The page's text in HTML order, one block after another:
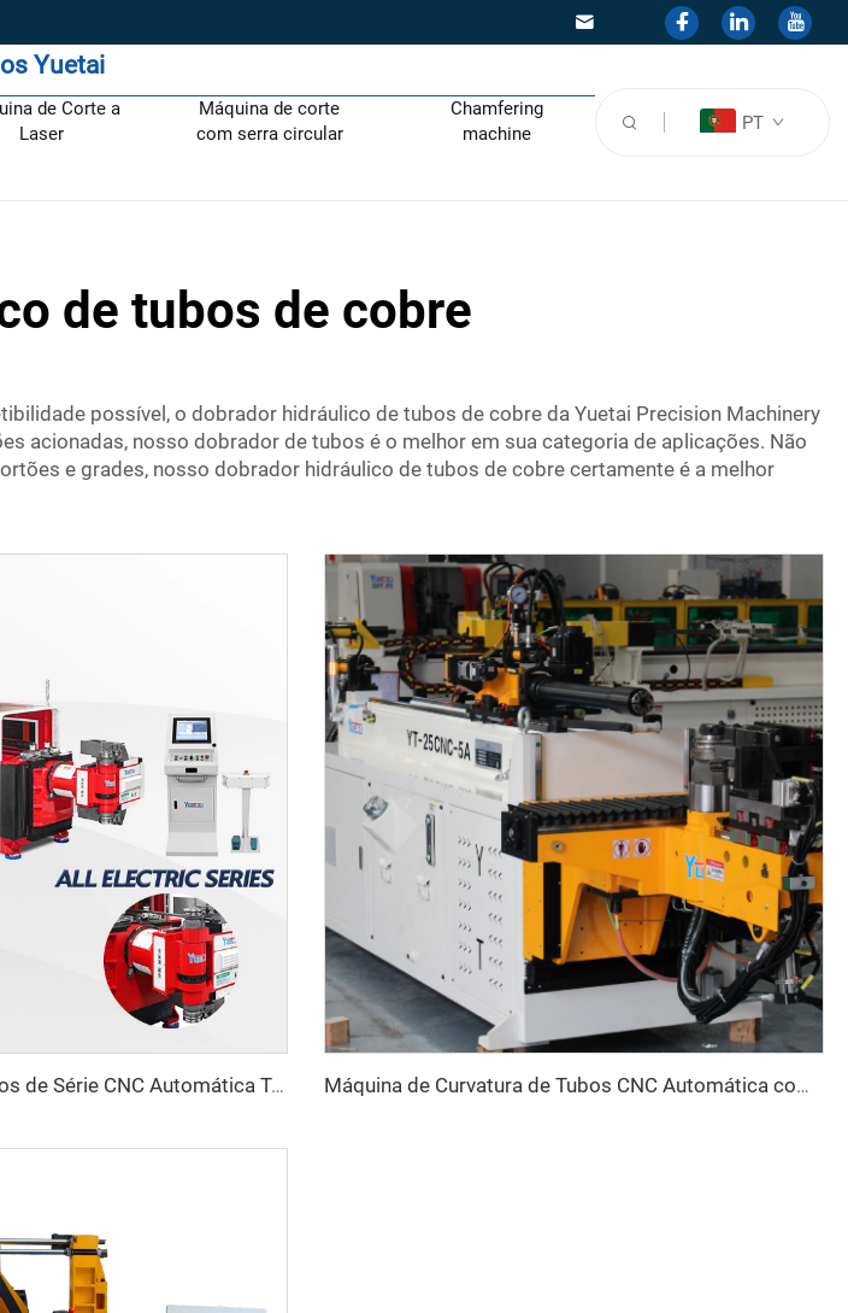
Yuetai
de Corte a
Laser
Máquina de corte
com serra circular
Chamfering
machine
PT
de tubos de cobre
possível, o dobrador hidráulico de tubos de cobre da Yuetai Precision Machinery
acionadas, nosso dobrador de tubos é o melhor em sua categoria de aplicações. Não
e grades, nosso dobrador hidráulico de tubos de cobre certamente é a melhor
Máquina de Curvar Tubos de Série CNC Automática Totalmente Elétrica Rotativa Bidirecional para Tubos de Aço e Metal Máquina de Curvatura de Tubos CNC Automática com Braços Duplos Sistema de Conformação Bidirecional Simultânea para Canos de Escapamento e Corrimãos